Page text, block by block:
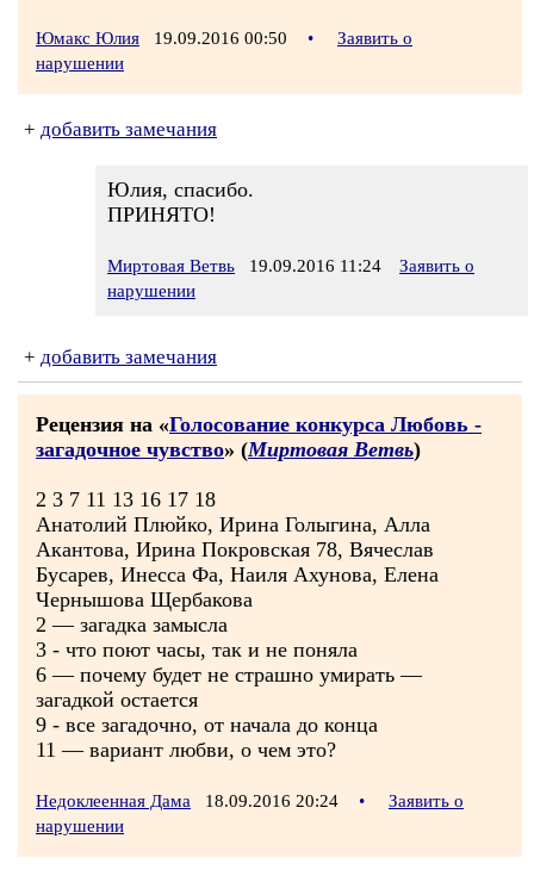
Юмакс Юлия 19.09.2016 00:50 •
Заявить о
нарушении
+ добавить замечания
Юлия, спасибо.
ПРИНЯТО!
Миртовая Ветвь 19.09.2016 11:24
Заявить о
нарушении
+ добавить замечания
Рецензия на «Голосование конкурса Любовь -
загадочное чувство» (Миртовая Ветвь)
2 3 7 11 13 16 17 18
Анатолий Плюйко, Ирина Голыгина, Алла
Акантова, Ирина Покровская 78, Вячеслав
Бусарев, Инесса Фа, Наиля Ахунова, Елена
Чернышова Щербакова
2 — загадка замысла
3 - что поют часы, так и не поняла
6 — почему будет не страшно умирать —
загадкой остается
9 - все загадочно, от начала до конца
11 — вариант любви, о чем это?
Недоклеенная Дама 18.09.2016 20:24 •
Заявить о
нарушении